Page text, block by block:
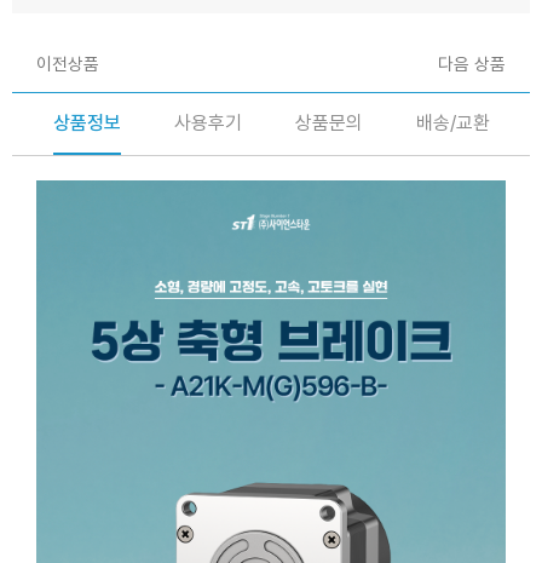
이전상품 다음 상품
상품정보 사용후기 상품문의 배송/교환